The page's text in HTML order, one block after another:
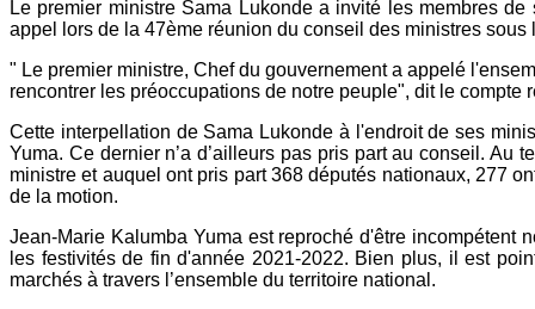
Le premier ministre Sama Lukonde a invité les membres
appel lors de la 47ème réunion du conseil des ministres
" Le premier ministre, Chef du gouvernement a appelé
rencontrer les préoccupations de notre peuple", dit le
Cette interpellation de Sama Lukonde à l'endroit de ses
Yuma. Ce dernier n’a d’ailleurs pas pris part au conseil. Au
ministre et auquel ont pris part 368 députés nationaux, 277
de la motion.
Jean-Marie Kalumba Yuma est reproché d'être incompétent
les festivités de fin d'année 2021-2022. Bien plus, il est
marchés à travers l’ensemble du territoire national.